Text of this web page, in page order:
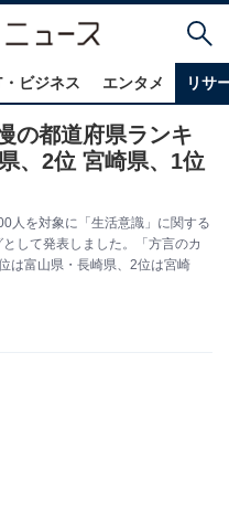
・ビジネス エンタメ リサ
の都道府県ランキ
、2位 宮崎県、1位
人を対象に「生活意識」に関する
して発表しました。「方言のカ
は富山県・長崎県、2位は宮崎